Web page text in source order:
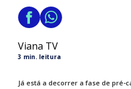
Viana TV
3 min. leitura
Já está a decorrer a fase de pré-